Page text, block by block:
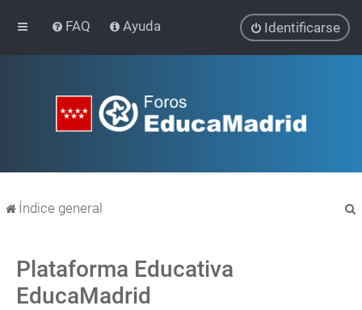
FAQ Ayuda Identificarse
Índice general
Plataforma Educativa
EducaMadrid